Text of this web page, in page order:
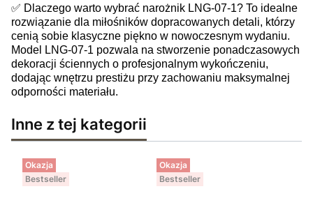
✅ Dlaczego warto wybrać narożnik LNG-07-1? To idealne
rozwiązanie dla miłośników dopracowanych detali, którzy
cenią sobie klasyczne piękno w nowoczesnym wydaniu.
Model LNG-07-1 pozwala na stworzenie ponadczasowych
dekoracji ściennych o profesjonalnym wykończeniu,
dodając wnętrzu prestiżu przy zachowaniu maksymalnej
odporności materiału.
Inne z tej kategorii
Okazja
Bestseller
Okazja
Bestseller